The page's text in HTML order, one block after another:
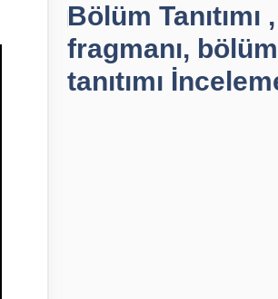
Bölüm Tanıtımı ,
fragmanı, bölüm
tanıtımı